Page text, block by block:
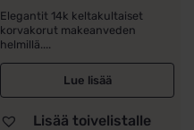
5.00/ 5
Elegantit 14k keltakultaiset
korvakorut makeanveden
helmillä....
Lue lisää
Lisää toivelistalle